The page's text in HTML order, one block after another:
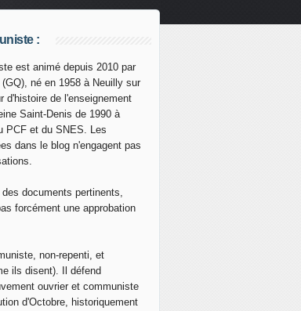
:
est animé depuis 2010 par
né en 1958 à Neuilly sur
d'histoire de l'enseignement
Saint-Denis de 1990 à
PCF et du SNES. Les
dans le blog n'engagent pas
des documents pertinents,
forcément une approbation
non-repenti, et
ils disent). Il défend
ouvrier et communiste
d'Octobre, historiquement